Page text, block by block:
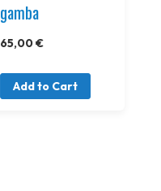
gamba
65,00 €
Add to Cart